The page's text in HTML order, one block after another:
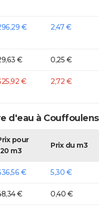
€ 2,47 €
€ 0,25 €
€ 2,72 €
d'eau à Couffoulens
pour
m3
Prix du m3
€ 5,30 €
€ 0,40 €